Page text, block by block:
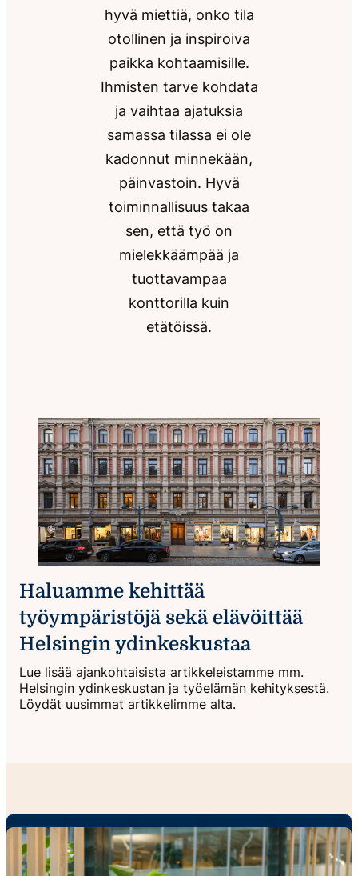
hyvä miettiä, onko tila
otollinen ja inspiroiva
paikka kohtaamisille.
Ihmisten tarve kohdata
ja vaihtaa ajatuksia
samassa tilassa ei ole
kadonnut minnekään,
päinvastoin. Hyvä
toiminnallisuus takaa
sen, että työ on
mielekkäämpää ja
tuottavampaa
konttorilla kuin
etätöissä.
Haluamme kehittää
työympäristöjä sekä elävöittää
Helsingin ydinkeskustaa
Lue lisää ajankohtaisista artikkeleistamme mm.
Helsingin ydinkeskustan ja työelämän kehityksestä.
Löydät uusimmat artikkelimme alta.